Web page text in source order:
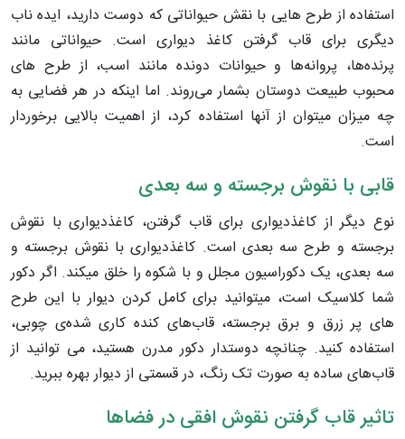
استفاده از طرح هایی با نقش حیواناتی که دوست دارید، ایده ناب
دیگری برای قاب گرفتن کاغذ دیواری است. حیواناتی مانند
پرنده‌ها، پروانه‌ها و حیوانات دونده مانند اسب، از طرح های
محبوب طبیعت دوستان بشمار می‌روند. اما اینکه در هر فضایی به
چه میزان میتوان از آنها استفاده کرد، از اهمیت بالایی برخوردار
است.
قابی با نقوش برجسته و سه بعدی
نوع دیگر از کاغذدیواری برای قاب گرفتن، کاغذدیواری با نقوش
برجسته و طرح سه بعدی است. کاغذدیواری با نقوش برجسته و
سه بعدی، یک دکوراسیون مجلل و با شکوه را خلق میکند. اگر دکور
شما کلاسیک است، میتوانید برای کامل کردن دیوار با این طرح
های پر زرق و برق برجسته، قاب‌های کنده کاری شده‌ی چوبی،
استفاده کنید. چنانچه دوستدار دکور مدرن هستید، می توانید از
قاب‌های ساده به صورت تک رنگ، در قسمتی از دیوار بهره ببرید.
تاثیر قاب گرفتن نقوش افقی در فضاها